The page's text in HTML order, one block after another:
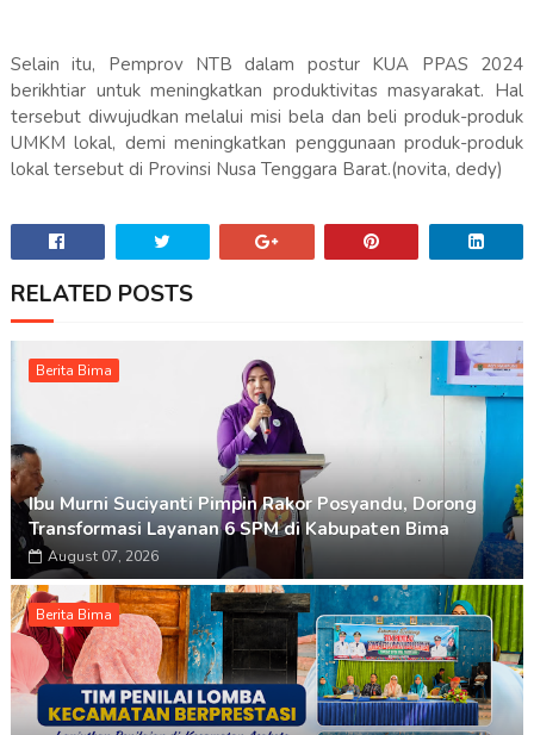
Selain itu, Pemprov NTB dalam postur KUA PPAS 2024
berikhtiar untuk meningkatkan produktivitas masyarakat. Hal
tersebut diwujudkan melalui misi bela dan beli produk-produk
UMKM lokal, demi meningkatkan penggunaan produk-produk
lokal tersebut di Provinsi Nusa Tenggara Barat.(novita, dedy)
RELATED POSTS
Berita Bima
Ibu Murni Suciyanti Pimpin Rakor Posyandu, Dorong
Transformasi Layanan 6 SPM di Kabupaten Bima
August 07, 2026
Berita Bima